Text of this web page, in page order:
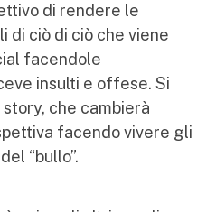
di rendere le
di ciò di ciò che viene
facendole
insulti e offese. Si
che cambierà
facendo vivere gli
“bullo”.